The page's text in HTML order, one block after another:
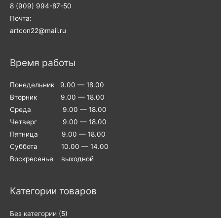
8 (909) 994-87-50
Почта:
artcon22@mail.ru
Время работы
Понедельник 9.00 — 18.00
Вторник 9.00 — 18.00
Среда 9.00 — 18.00
Четверг 9.00 — 18.00
Пятница 9.00 — 18.00
Суббота 10.00 — 14.00
Воскресенье выходной
Категории товаров
Без категории (5)